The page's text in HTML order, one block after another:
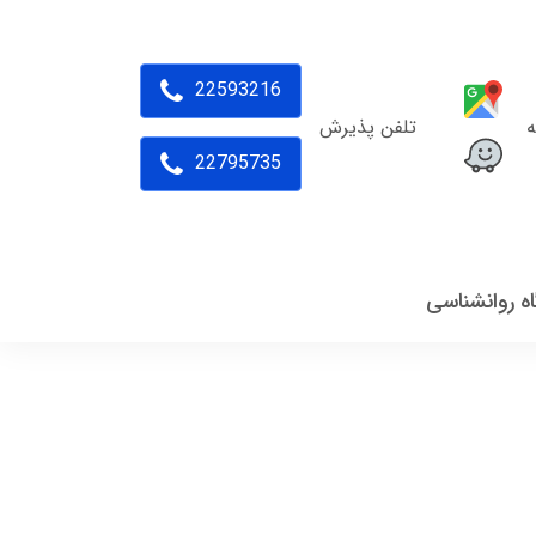
تلفن پذیرش
22593216
22795735
روانشناسی